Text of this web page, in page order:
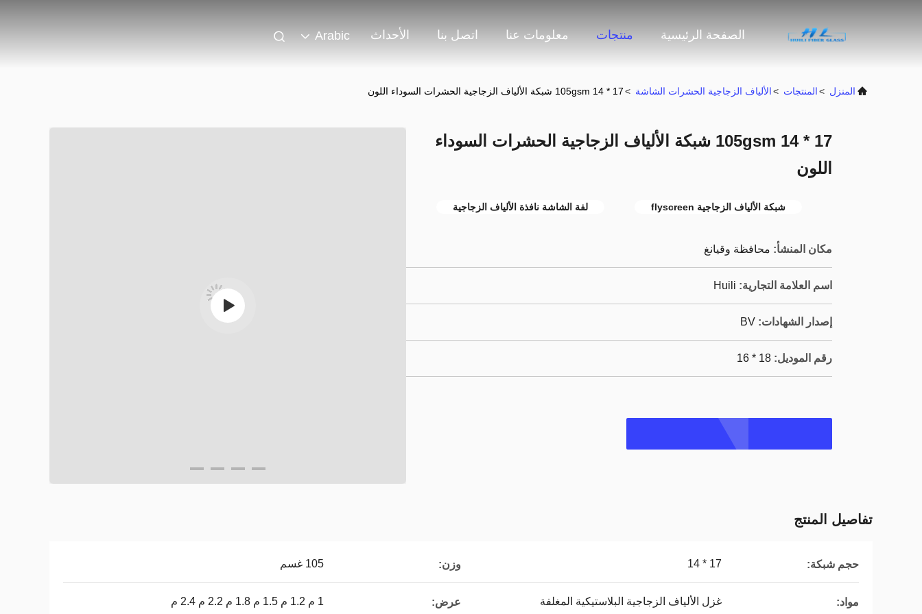
الصفحة الرئيسية منتجات معلومات عنا اتصل بنا الأحداث Arabic
المنزل >المنتجات >الألياف الزجاجية الحشرات الشاشة >17 * 14 105gsm شبكة الألياف الزجاجية الحشرات السوداء اللون
17 * 14 105gsm شبكة الألياف الزجاجية الحشرات السوداء
اللون
شبكة الألياف الزجاجية flyscreen لفة الشاشة نافذة الألياف الزجاجية
مكان المنشأ: محافظة وقيانغ
اسم العلامة التجارية: Huili
إصدار الشهادات: BV
رقم الموديل: 18 * 16
تفاصيل المنتج
حجم شبكة: 17 * 14 وزن: 105 غسم
مواد: غزل الألياف الزجاجية البلاستيكية المغلفة عرض: 1 م 1.2 م 1.5 م 1.8 م 2.2 م 2.4 م